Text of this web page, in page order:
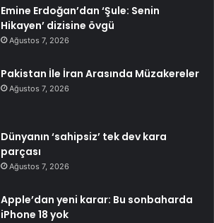
Emine Erdoğan’dan ‘Şule: Senin
Hikayen’ dizisine övgü
Ağustos 7, 2026
Pakistan İle İran Arasında Müzakereler
Ağustos 7, 2026
Dünyanın ‘sahipsiz’ tek dev kara
parçası
Ağustos 7, 2026
Apple’dan yeni karar: Bu sonbaharda
iPhone 18 yok